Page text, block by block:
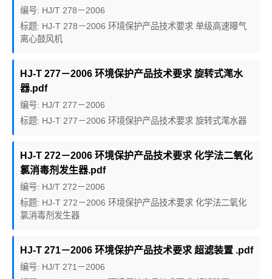
编号: HJ/T 278－2006
标题: HJ-T 278－2006 环境保护产品技术要求 单级高速曝气
离心鼓风机
HJ-T 277－2006 环境保护产品技术要求 旋转式滗水
器.pdf
编号: HJ/T 277－2006
标题: HJ-T 277－2006 环境保护产品技术要求 旋转式滗水器
HJ-T 272－2006 环境保护产品技术要求 化学法二氧化
氯消毒剂发生器.pdf
编号: HJ/T 272－2006
标题: HJ-T 272－2006 环境保护产品技术要求 化学法二氧化
氯消毒剂发生器
HJ-T 271－2006 环境保护产品技术要求 超滤装置 .pdf
编号: HJ/T 271－2006